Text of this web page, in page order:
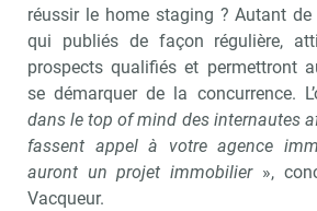
réussir le home staging ? Autant
qui publiés de façon régulière,
prospects qualifiés et permettront
se démarquer de la concurrence.
dans le top of mind des internautes
fassent appel à votre agence
auront un projet immobilier»,
Vacqueur.